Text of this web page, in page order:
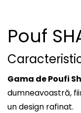
Pouf
Gama de Poufi
dumneavoastră,
un design rafinat.